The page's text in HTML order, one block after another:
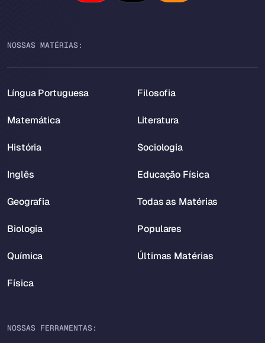
NOSSAS MATÉRIAS:
Língua Portuguesa
Matemática
História
Inglês
Geografia
Biologia
Química
Física
Filosofia
Literatura
Sociologia
Educação Física
Todas as Matérias
Populares
Últimas Matérias
NOSSAS FERRAMENTAS: